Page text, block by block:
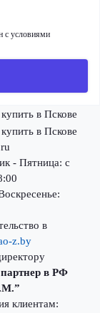
с условиями
- Пятница: с
в
z.by
в РФ
клиентам: